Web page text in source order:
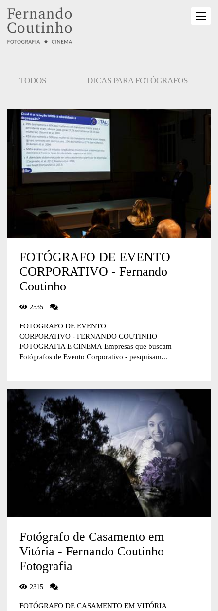
TODOS DICAS PARA FOTÓGRAFOS
FOTÓGRAFO DE EVENTO
CORPORATIVO - Fernando
Coutinho
2535
FOTÓGRAFO DE EVENTO
CORPORATIVO - FERNANDO COUTINHO
FOTOGRAFIA E CINEMA Empresas que buscam
Fotógrafos de Evento Corporativo - pesquisam...
Fotógrafo de Casamento em
Vitória - Fernando Coutinho
Fotografia
2315
FOTÓGRAFO DE CASAMENTO EM VITÓRIA